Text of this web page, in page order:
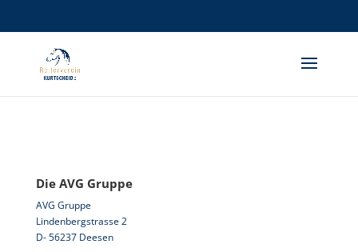
Die AVG Gruppe
AVG Gruppe
Lindenbergstrasse 2
D- 56237 Deesen